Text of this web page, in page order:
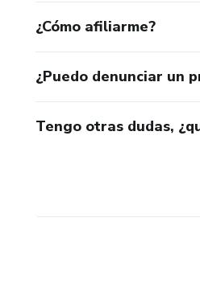
¿Cómo afiliarme?
¿Puedo denunciar un
Tengo otras dudas,